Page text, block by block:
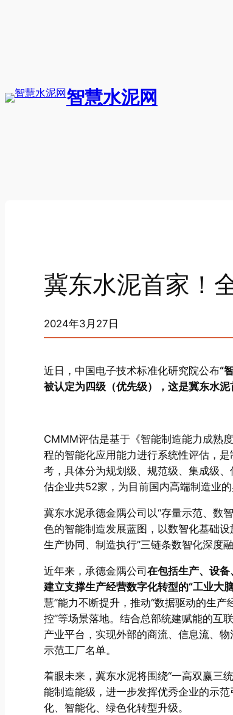
智慧水泥网
冀东水泥首家！
2024年3月27日
近日，中国电子技术标准化研究院公布“
被认定为四级（优先级），这是冀东水泥
CMMM评估是基于《智能制造能力成熟
程的智能化应用能力进行系统性评估，
考，具体分为规划级、规范级、集成级
估企业共52家，为目前国内高端制造业的
冀东水泥承德金隅公司以“存量示范、数
色的智能制造发展蓝图，以数智化基础
生产协同、制造执行”三链条数智化深度
近年来，承德金隅公司在包括生产、设
建立支撑生产经营数字化转型的“工业大脑
慧”能力不断提升，推动“数据驱动的生产
控”等场景落地。结合总部统建赋能的互
产业平台，实现外部的商流、信息流、
示范工厂名单。
着眼未来，冀东水泥将围绕“一高双赢三
能制造能级，进一步发挥优秀企业的示
化、智能化、绿色化转型升级。